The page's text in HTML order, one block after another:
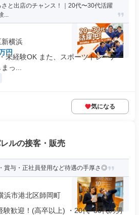
さと出店のチャンス！｜20代〜30代活躍
...
横浜
円
未経験OK また、スポーツトレーナー
っ...
気になる
ルの接客・販売
賞与・正社員登用など待遇の手厚さ◎
浜市港北区師岡町
歓迎！(高卒以上) ・20代~30代の男